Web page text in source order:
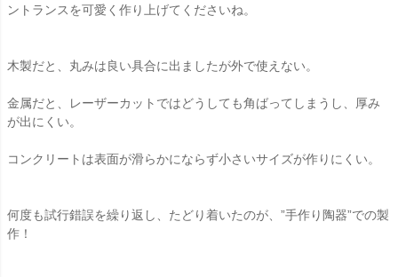
ントランスを可愛く作り上げてくださいね。
木製だと、丸みは良い具合に出ましたが外で使えない。
金属だと、レーザーカットではどうしても角ばってしまうし、厚み
が出にくい。
コンクリートは表面が滑らかにならず小さいサイズが作りにくい。
何度も試行錯誤を繰り返し、たどり着いたのが、”手作り陶器”での製
作！